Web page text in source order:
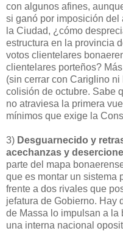
con algunos afines,
si ganó por imposición del
la Ciudad, ¿cómo
estructura en la provincia
votos clientelares
clientelares porteños?
(sin cerrar con Cariglino
colisión de octubre. Sabe
no atraviesa la primera
mínimos que exige la
3) Desguarnecido y
acechanzas y
parte del mapa
que es montar un sistema
frente a dos rivales que
jefatura de Gobierno. Hay
de Massa lo impulsan a la
una interna nacional